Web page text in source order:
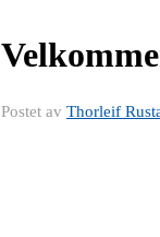
Postet av Thorleif